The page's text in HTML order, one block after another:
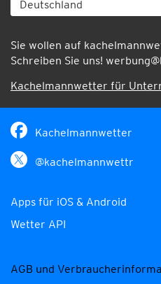
Sie wollen auf
Schreiben Sie uns!
Kachelmannwetter für
Kachelmannwetter
@kachelmannwettr
Apps für iOS & Android
Wetter API
AGB und